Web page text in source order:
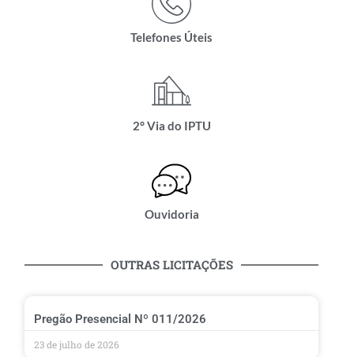
Telefones Úteis
2° Via do IPTU
Ouvidoria
OUTRAS LICITAÇÕES
Pregão Presencial Nº 011/2026
23 de julho de 2026